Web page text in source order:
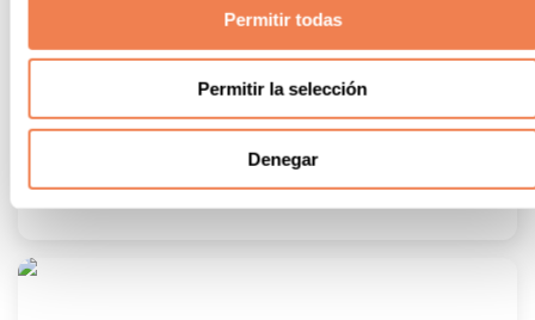
Permitir todas
Permitir la selección
Denegar